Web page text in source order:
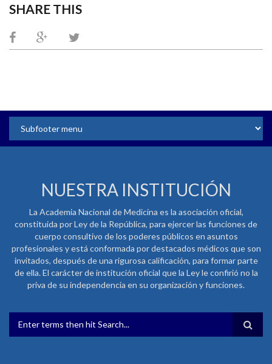
SHARE THIS
NUESTRA INSTITUCIÓN
La Academia Nacional de Medicina es la asociación oficial,
constituida por Ley de la República, para ejercer las funciones de
cuerpo consultivo de los poderes públicos en asuntos
profesionales y está conformada por destacados médicos que son
invitados, después de una rigurosa calificación, para formar parte
de ella. El carácter de institución oficial que la Ley le confirió no la
priva de su independencia en su organización y funciones.
FORMULARIO DE BÚSQUEDA